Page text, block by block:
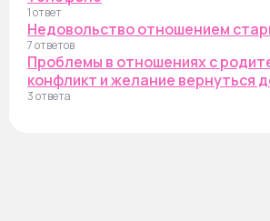
1 ответ
Недовольство отношением
7 ответов
Проблемы в отношениях с
конфликт и желание вернуться
3 ответа